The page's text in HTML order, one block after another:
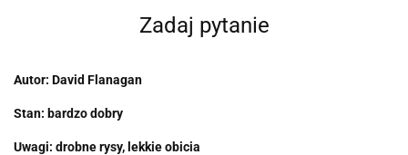
Zadaj pytanie
Autor: David Flanagan
Stan: bardzo dobry
Uwagi: drobne rysy, lekkie obicia